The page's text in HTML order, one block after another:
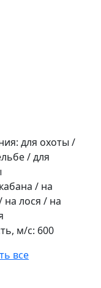
для охоты /
/ для
/ на
на лося / на
м/с: 600
все